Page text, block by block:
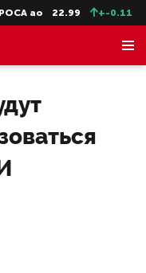
ао 22.99 +-0.11